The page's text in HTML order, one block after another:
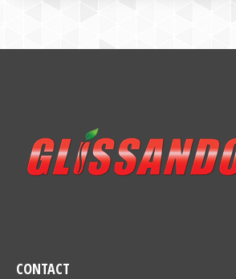
CONTACT